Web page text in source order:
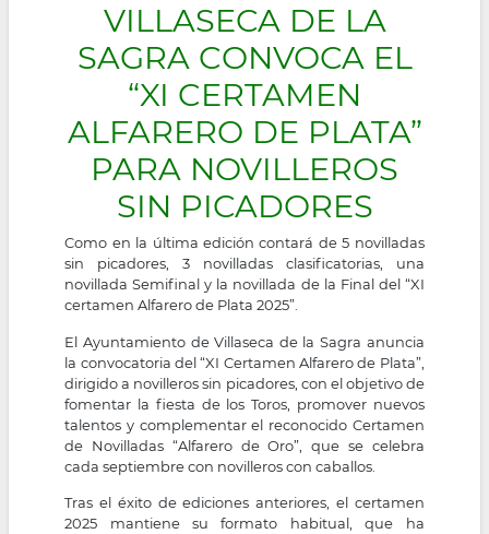
VILLASECA DE LA
SAGRA CONVOCA EL
“XI CERTAMEN
ALFARERO DE PLATA”
PARA NOVILLEROS
SIN PICADORES
Como en la última edición contará de 5 novilladas
sin picadores, 3 novilladas clasificatorias, una
novillada Semifinal y la novillada de la Final del “XI
certamen Alfarero de Plata 2025”.
El Ayuntamiento de Villaseca de la Sagra anuncia
la convocatoria del “XI Certamen Alfarero de Plata”,
dirigido a novilleros sin picadores, con el objetivo de
fomentar la fiesta de los Toros, promover nuevos
talentos y complementar el reconocido Certamen
de Novilladas “Alfarero de Oro”, que se celebra
cada septiembre con novilleros con caballos.
Tras el éxito de ediciones anteriores, el certamen
2025 mantiene su formato habitual, que ha